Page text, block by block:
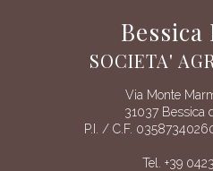
Bessica
SOCIETA'
Via Monte
31037 Bessica
P.I. / C.F.
Tel. +39